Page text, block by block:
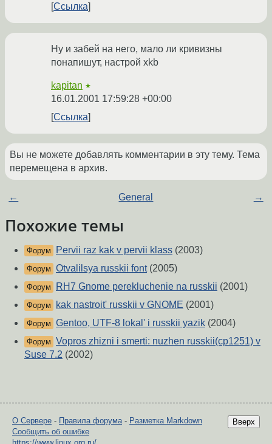
Ссылка
Ну и забей на него, мало ли кривизны
понапишут, настрой xkb
kapitan ★
16.01.2001 17:59:28 +00:00
Ссылка
Вы не можете добавлять комментарии в эту тему. Тема
перемещена в архив.
← General →
Похожие темы
Форум Pervii raz kak v pervii klass (2003)
Форум Otvalilsya russkii font(2005)
Форум RH7 Gnome perekluchenie na russkii (2001)
Форум kak nastroit' russkii v GNOME (2001)
Форум Gentoo, UTF-8 lokal' i russkii yazik (2004)
Форум Vopros zhizni i smerti: nuzhen russkii(cp1251) v
Suse 7.2 (2002)
Вверх
О Сервере - Правила форума- Разметка Markdown
Сообщить об ошибке